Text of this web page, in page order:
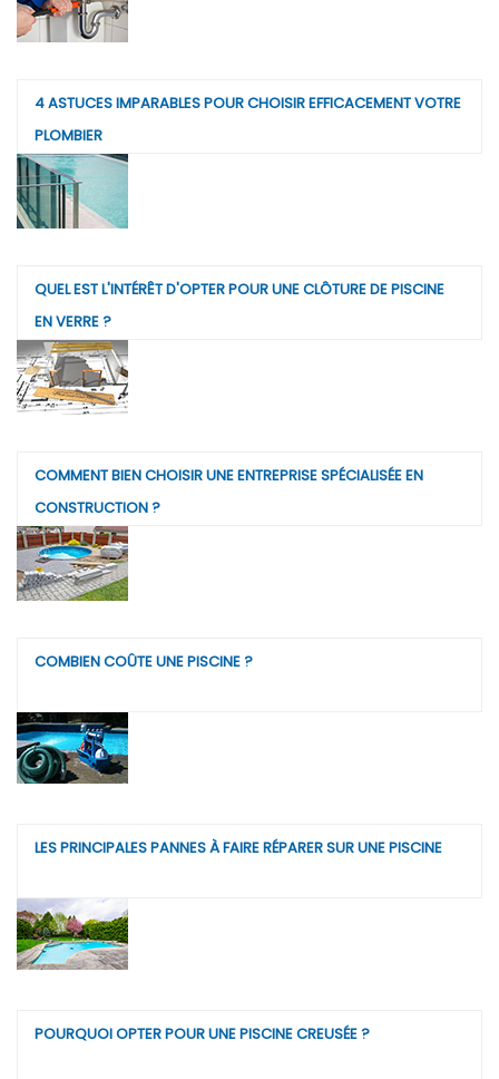
4 ASTUCES IMPARABLES POUR CHOISIR EFFICACEMENT VOTRE
PLOMBIER
QUEL EST L'INTÉRÊT D'OPTER POUR UNE CLÔTURE DE PISCINE
EN VERRE ?
COMMENT BIEN CHOISIR UNE ENTREPRISE SPÉCIALISÉE EN
CONSTRUCTION ?
COMBIEN COÛTE UNE PISCINE ?
LES PRINCIPALES PANNES À FAIRE RÉPARER SUR UNE PISCINE
POURQUOI OPTER POUR UNE PISCINE CREUSÉE ?